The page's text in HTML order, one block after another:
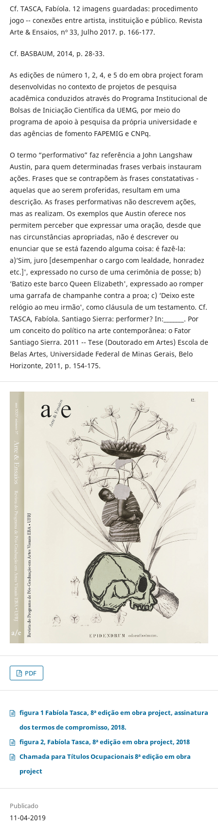
Cf. TASCA, Fabíola. 12 imagens guardadas: procedimento
jogo -- conexões entre artista, instituição e público. Revista
Arte & Ensaios, nº 33, Julho 2017. p. 166-177.
Cf. BASBAUM, 2014, p. 28-33.
As edições de número 1, 2, 4, e 5 do em obra project foram
desenvolvidas no contexto de projetos de pesquisa
acadêmica conduzidos através do Programa Institucional de
Bolsas de Iniciação Científica da UEMG, por meio do
programa de apoio à pesquisa da própria universidade e
das agências de fomento FAPEMIG e CNPq.
O termo “performativo” faz referência a John Langshaw
Austin, para quem determinadas frases verbais instauram
ações. Frases que se contrapõem às frases constatativas -
aquelas que ao serem proferidas, resultam em uma
descrição. As frases performativas não descrevem ações,
mas as realizam. Os exemplos que Austin oferece nos
permitem perceber que expressar uma oração, desde que
nas circunstâncias apropriadas, não é descrever ou
enunciar que se está fazendo alguma coisa: é fazê-la:
a)‘Sim, juro [desempenhar o cargo com lealdade, honradez
etc.]', expressado no curso de uma cerimônia de posse; b)
‘Batizo este barco Queen Elizabeth', expressado ao romper
uma garrafa de champanhe contra a proa; c) ‘Deixo este
relógio ao meu irmão', como cláusula de um testamento. Cf.
TASCA, Fabíola. Santiago Sierra: performer? In:_______. Por
um conceito do político na arte contemporânea: o Fator
Santiago Sierra. 2011 -- Tese (Doutorado em Artes) Escola de
Belas Artes, Universidade Federal de Minas Gerais, Belo
Horizonte, 2011, p. 154-175.
PDF
figura 1 Fabíola Tasca, 8ª edição em obra project, assinatura
dos termos de compromisso, 2018.
figura 2, Fabíola Tasca, 8ª edição em obra project, 2018
Chamada para Títulos Ocupacionais 8ª edição em obra
project
Publicado
11-04-2019